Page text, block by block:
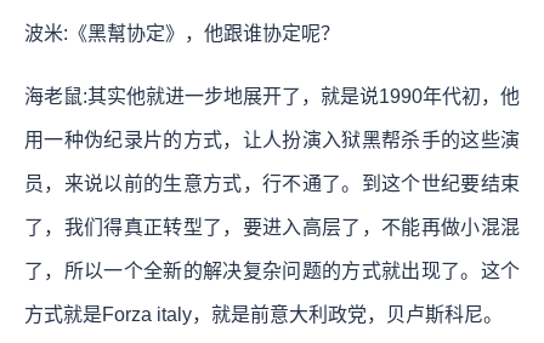
波米:《黑幫协定》，他跟谁协定呢？
海老鼠:其实他就进一步地展开了，就是说1990年代初，他
用一种伪纪录片的方式，让人扮演入狱黑帮杀手的这些演
员，来说以前的生意方式，行不通了。到这个世纪要结束
了，我们得真正转型了，要进入高层了，不能再做小混混
了，所以一个全新的解决复杂问题的方式就出现了。这个
方式就是Forza italy，就是前意大利政党，贝卢斯科尼。